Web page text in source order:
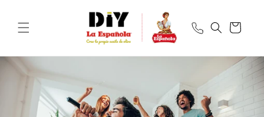
al contenido
Carrito